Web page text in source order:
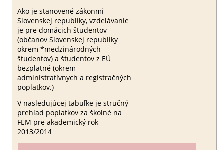
Ako je stanovené zákonmi
Slovenskej republiky, vzdelávanie
je pre domácich študentov
(občanov Slovenskej republiky
okrem *medzinárodných
študentov) a študentov z EÚ
bezplatné (okrem
administratívnych a registračných
poplatkov.)
V nasledujúcej tabuľke je stručný
prehľad poplatkov za školné na
FEM pre akademický rok
2013/2014